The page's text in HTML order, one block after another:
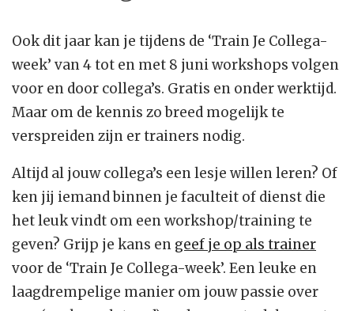
Ook dit jaar kan je tijdens de ‘Train Je Collega-
week’ van 4 tot en met 8 juni workshops volgen
voor en door collega’s. Gratis en onder werktijd.
Maar om de kennis zo breed mogelijk te
verspreiden zijn er trainers nodig.
Altijd al jouw collega’s een lesje willen leren? Of
ken jij iemand binnen je faculteit of dienst die
het leuk vindt om een workshop/training te
geven? Grijp je kans en geef je op als trainer
voor de ‘Train Je Collega-week’. Een leuke en
laagdrempelige manier om jouw passie over